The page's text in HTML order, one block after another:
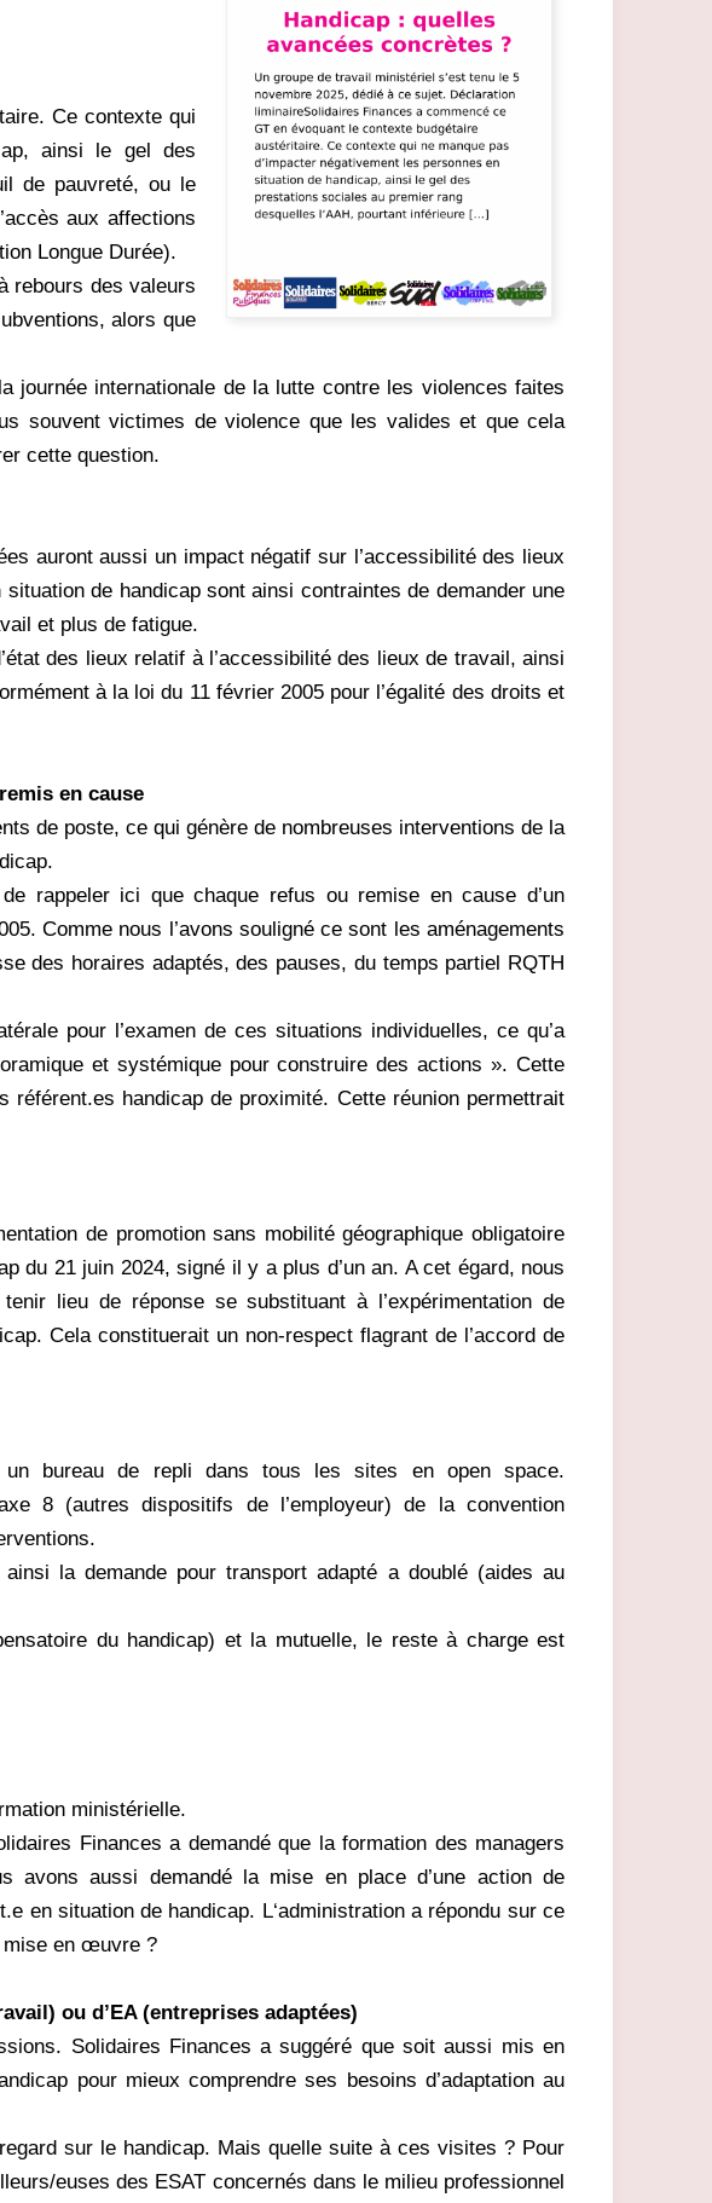
Ce contexte qui
ainsi le gel des
de pauvreté, ou le
aux affections
Longue Durée).
rebours des valeurs
alors que
journée internationale de la lutte contre les violences faites
souvent victimes de violence que les valides et que cela
cette question.
auront aussi un impact négatif sur l’accessibilité des lieux
de handicap sont ainsi contraintes de demander une
et plus de fatigue.
des lieux relatif à l’accessibilité des lieux de travail, ainsi
à la loi du 11 février 2005 pour l’égalité des droits et
en cause
de poste, ce qui génère de nombreuses interventions de la
rappeler ici que chaque refus ou remise en cause d’un
Comme nous l’avons souligné ce sont les aménagements
des horaires adaptés, des pauses, du temps partiel RQTH
pour l’examen de ces situations individuelles, ce qu’a
et systémique pour construire des actions ». Cette
référent.es handicap de proximité. Cette réunion permettrait
de promotion sans mobilité géographique obligatoire
du 21 juin 2024, signé il y a plus d’un an. A cet égard, nous
lieu de réponse se substituant à l’expérimentation de
Cela constituerait un non-respect flagrant de l’accord de
un bureau de repli dans tous les sites en open space.
8 (autres dispositifs de l’employeur) de la convention
la demande pour transport adapté a doublé (aides au
du handicap) et la mutuelle, le reste à charge est
ministérielle.
Finances a demandé que la formation des managers
avons aussi demandé la mise en place d’une action de
en situation de handicap. L‘administration a répondu sur ce
mise en œuvre ?
ou d’EA (entreprises adaptées)
Solidaires Finances a suggéré que soit aussi mis en
pour mieux comprendre ses besoins d’adaptation au
sur le handicap. Mais quelle suite à ces visites ? Pour
euses des ESAT concernés dans le milieu professionnel